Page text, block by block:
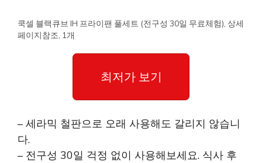
쿡셀 블랙큐브 IH 프라이팬 풀세트 (전구성 30일 무료체험), 상세
페이지참조, 1개
최저가 보기
– 세라믹 철판으로 오래 사용해도 갈리지 않습니
다.
– 전구성 30일 걱정 없이 사용해보세요. 식사 후